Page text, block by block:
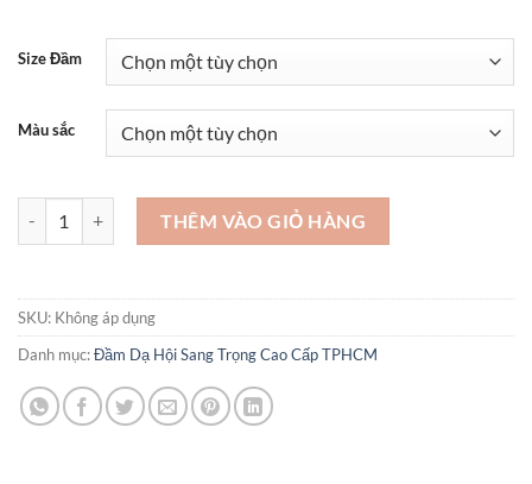
Size Đầm
Màu sắc
Đầm dạ hội đi đám cưới Shopviets TPHCM - VDH198 số lượng
THÊM VÀO GIỎ HÀNG
SKU: Không áp dụng
Danh mục:Đầm Dạ Hội Sang Trọng Cao Cấp TPHCM